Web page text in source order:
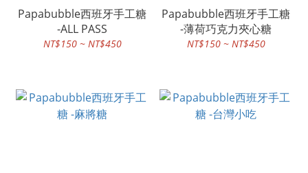
Papabubble西班牙手工糖
-ALL PASS
NT$150 ~ NT$450
Papabubble西班牙手工糖
-薄荷巧克力夾心糖
NT$150 ~ NT$450